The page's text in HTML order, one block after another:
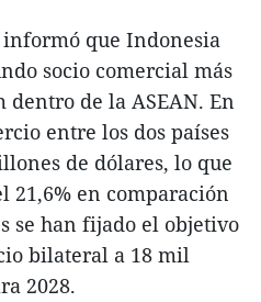
que Indonesia
socio comercial más
de la ASEAN. En
entre los dos países
de dólares, lo que
21,6% en comparación
se han fijado el objetivo
bilateral a 18 mil
2028.